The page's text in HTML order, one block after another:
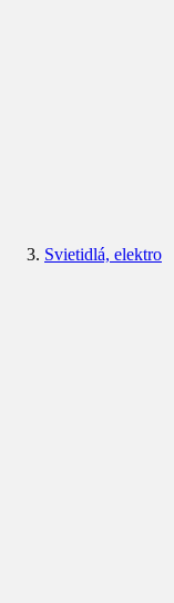
Svietidlá, elektro